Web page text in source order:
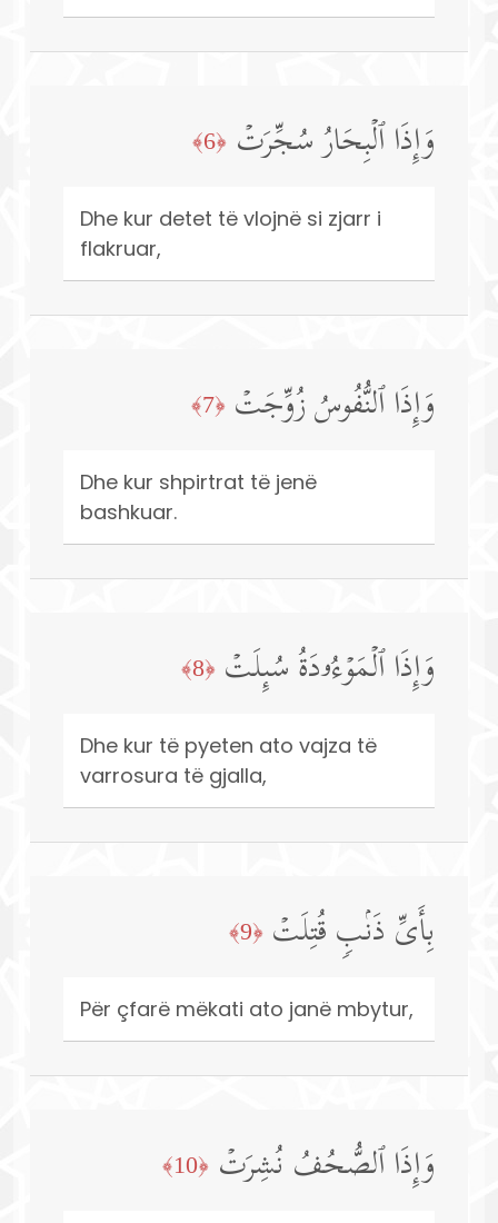
وَإِذَا ٱلۡبِحَارُ سُجِّرَتۡ ﴿6﴾
Dhe kur detet të vlojnë si zjarr i
flakruar,
وَإِذَا ٱلنُّفُوسُ زُوِّجَتۡ ﴿7﴾
Dhe kur shpirtrat të jenë
bashkuar.
وَإِذَا ٱلۡمَوۡءُۥدَةُ سُىِٕلَتۡ ﴿8﴾
Dhe kur të pyeten ato vajza të
varrosura të gjalla,
بِأَیِّ ذَنۢبࣲ قُتِلَتۡ ﴿9﴾
Për çfarë mëkati ato janë mbytur,
وَإِذَا ٱلصُّحُفُ نُشِرَتۡ ﴿10﴾